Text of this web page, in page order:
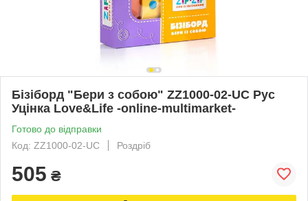
Бізіборд "Бери з собою" ZZ1000-02-UC Рус
Уцінка Love&Life -online-multimarket-
Готово до відправки
Код: ZZ1000-02-UC
Роздріб
505 ₴